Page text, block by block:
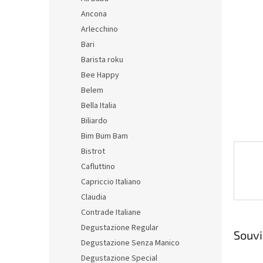
Ancona
Arlecchino
Bari
Barista roku
Bee Happy
Belem
Bella Italia
Biliardo
Bim Bum Bam
Bistrot
Cafluttino
Capriccio Italiano
Claudia
Contrade Italiane
Degustazione Regular
Degustazione Senza Manico
Degustazione Special